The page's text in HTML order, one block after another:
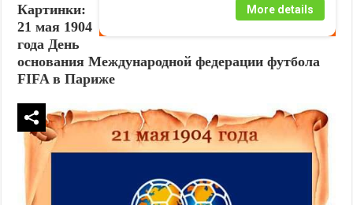
More details
Картинки:
21 мая 1904
года День
основания Международной федерации футбола
FIFA в Париже